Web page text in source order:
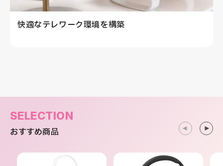
快適なテレワーク環境を構築
SELECTION
おすすめ商品